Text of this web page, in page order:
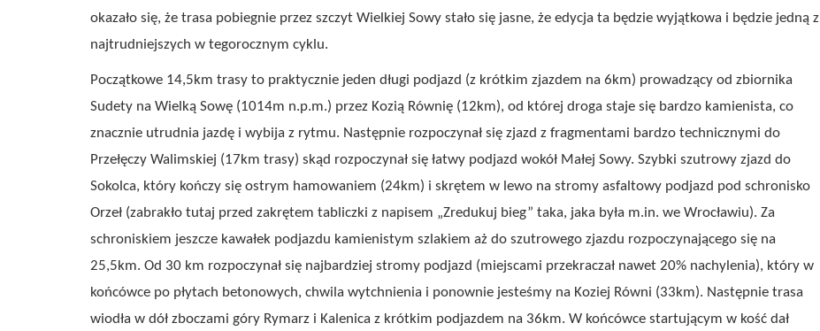
okazało się, że trasa pobiegnie przez szczyt Wielkiej Sowy stało się jasne, że edycja ta będzie wyjątkowa i będzie jedną z
najtrudniejszych w tegorocznym cyklu.
Początkowe 14,5km trasy to praktycznie jeden długi podjazd (z krótkim zjazdem na 6km) prowadzący od zbiornika
Sudety na Wielką Sowę (1014m n.p.m.) przez Kozią Równię (12km), od której droga staje się bardzo kamienista, co
znacznie utrudnia jazdę i wybija z rytmu. Następnie rozpoczynał się zjazd z fragmentami bardzo technicznymi do
Przełęczy Walimskiej (17km trasy) skąd rozpoczynał się łatwy podjazd wokół Małej Sowy. Szybki szutrowy zjazd do
Sokolca, który kończy się ostrym hamowaniem (24km) i skrętem w lewo na stromy asfaltowy podjazd pod schronisko
Orzeł (zabrakło tutaj przed zakrętem tabliczki z napisem „Zredukuj bieg” taka, jaka była m.in. we Wrocławiu). Za
schroniskiem jeszcze kawałek podjazdu kamienistym szlakiem aż do szutrowego zjazdu rozpoczynającego się na
25,5km. Od 30 km rozpoczynał się najbardziej stromy podjazd (miejscami przekraczał nawet 20% nachylenia), który w
końcówce po płytach betonowych, chwila wytchnienia i ponownie jesteśmy na Koziej Równi (33km). Następnie trasa
wiodła w dół zboczami góry Rymarz i Kalenica z krótkim podjazdem na 36km. W końcówce startującym w kość dał